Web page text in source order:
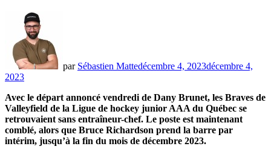
par Sébastien Mattedécembre 4, 2023décembre 4,
2023
Avec le départ annoncé vendredi de Dany Brunet, les Braves de
Valleyfield de la Ligue de hockey junior AAA du Québec se
retrouvaient sans entraîneur-chef. Le poste est maintenant
comblé, alors que Bruce Richardson prend la barre par
intérim, jusqu’à la fin du mois de décembre 2023.